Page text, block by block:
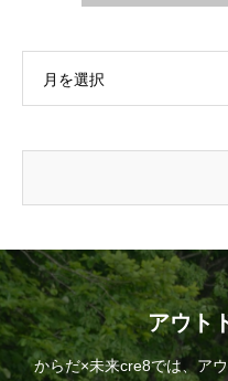
月を選択
アウト
からだ×未来cre8では、ア